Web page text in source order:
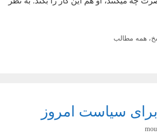
، همه مطالب
سیاست امروز